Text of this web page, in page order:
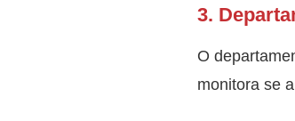
3.
O
monitora se